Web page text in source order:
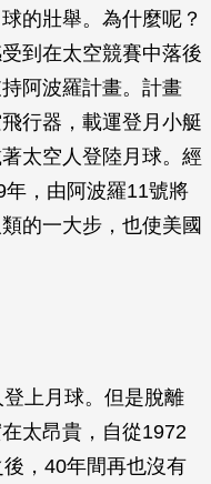
的壯舉。為什麼呢？
到在太空競賽中落後
阿波羅計畫。計畫
行器，載運登月小艇
太空人登陸月球。經
，由阿波羅11號將
的一大步，也使美國
上月球。但是脫離
太昂貴，自從1972
，40年間再也沒有